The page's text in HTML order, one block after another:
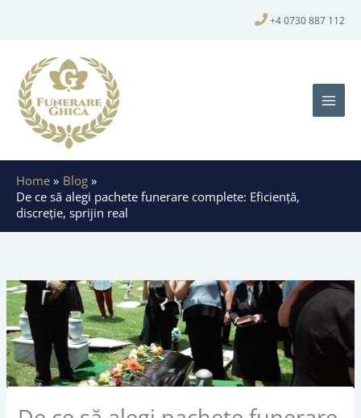
+4 0730 887 112
Home
Blog
De ce să alegi pachete funerare complete: Eficiență,
discreție, sprijin real